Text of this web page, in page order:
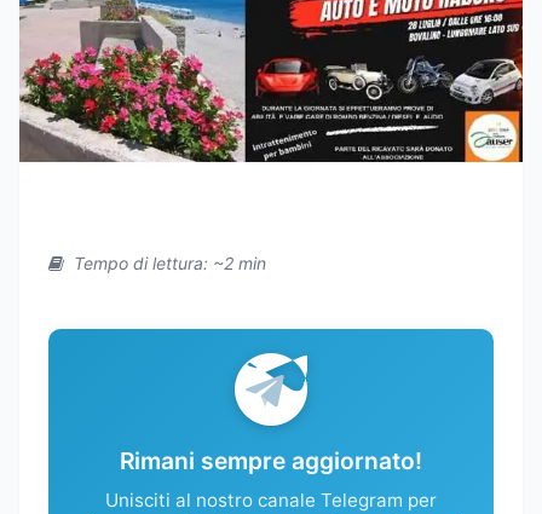
Tempo di lettura: ~2 min
Rimani sempre aggiornato!
Unisciti al nostro canale Telegram per